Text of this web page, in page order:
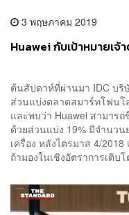
3 พฤษภาคม 2019
Huawei กับเป้าหมายเจ้
ต้นสัปดาห์ที่ผ่านมา IDC บริ
ส่วนแบ่งตลาดสมาร์ทโฟนโ
และพบว่า Huawei สามาร
ด้วยส่วนแบ่ง 19% มีจำนว
เครื่อง หลังไตรมาส 4/
ถ้ามองในเชิงอัตราการเติบ